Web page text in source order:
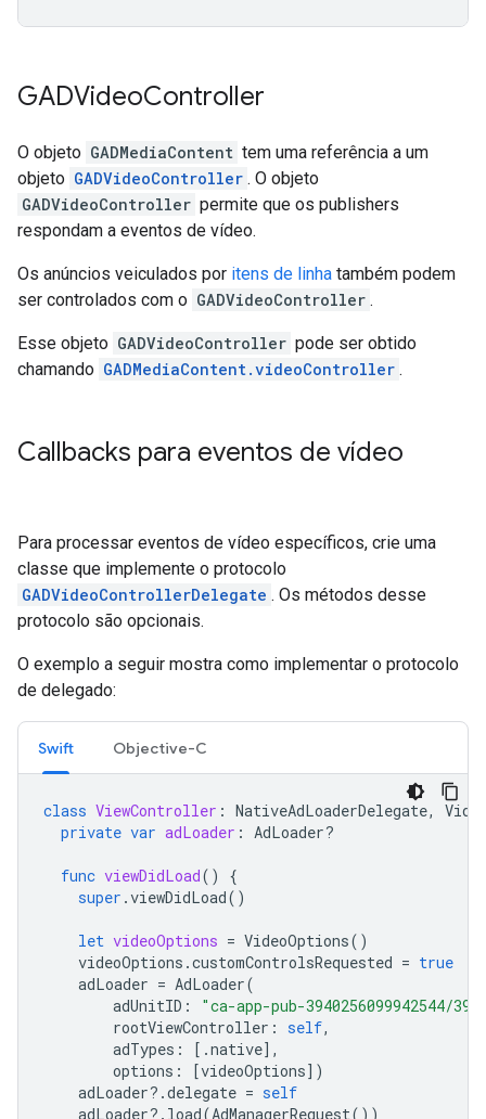
GADVideoController
O objeto GADMediaContent tem uma referência a um
objeto GADVideoController . O objeto
GADVideoController permite que os publishers
respondam a eventos de vídeo.
Os anúncios veiculados por itens de linha também podem
ser controlados com o GADVideoController .
Esse objeto GADVideoController pode ser obtido
chamando GADMediaContent.videoController .
Callbacks para eventos de vídeo
Para processar eventos de vídeo específicos, crie uma
classe que implemente o protocolo
GADVideoControllerDelegate . Os métodos desse
protocolo são opcionais.
O exemplo a seguir mostra como implementar o protocolo
de delegado:
Swift Objective-C
class ViewController : NativeAdLoaderDelegate,
private var adLoader : AdLoader?
func viewDidLoad()
{
super .viewDidLoad()
let videoOptions = VideoOptions()
videoOptions .customControlsRequested = true
adLoader = AdLoader(
adUnitID :
"ca-app-pub-3940256099942544/
rootViewController : self,
adTypes : [.native],
options : [videoOptions])
adLoader?.delegate = self
adLoader?. load(AdManagerRequest())